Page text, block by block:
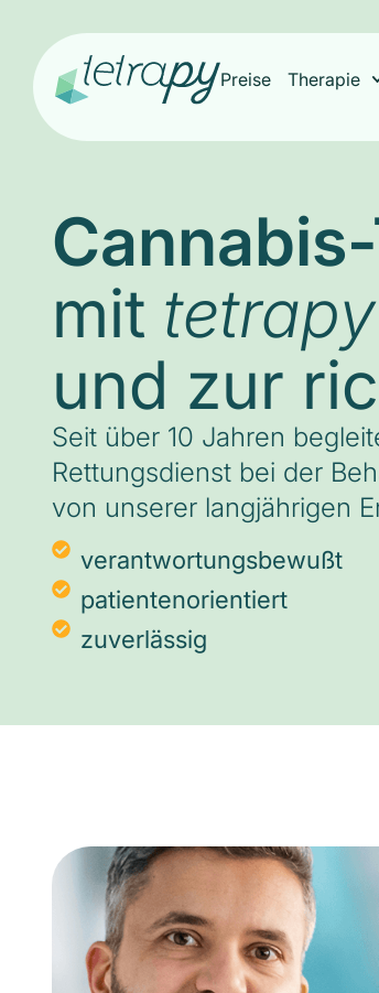
Preise Therapie
mit tetrapy
und zur
Seit über 10 Jahren
Rettungsdienst bei der
von unserer langjährigen
verantwortungsbewußt
patientenorientiert
zuverlässig